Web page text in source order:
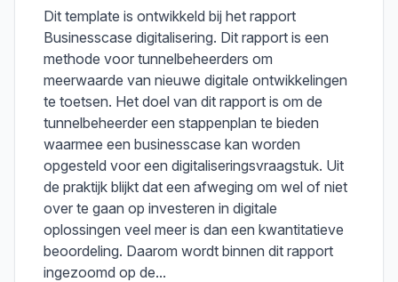
Dit template is ontwikkeld bij het rapport
Businesscase digitalisering. Dit rapport is een
methode voor tunnelbeheerders om
meerwaarde van nieuwe digitale ontwikkelingen
te toetsen. Het doel van dit rapport is om de
tunnelbeheerder een stappenplan te bieden
waarmee een businesscase kan worden
opgesteld voor een digitaliseringsvraagstuk. Uit
de praktijk blijkt dat een afweging om wel of niet
over te gaan op investeren in digitale
oplossingen veel meer is dan een kwantitatieve
beoordeling. Daarom wordt binnen dit rapport
ingezoomd op de...